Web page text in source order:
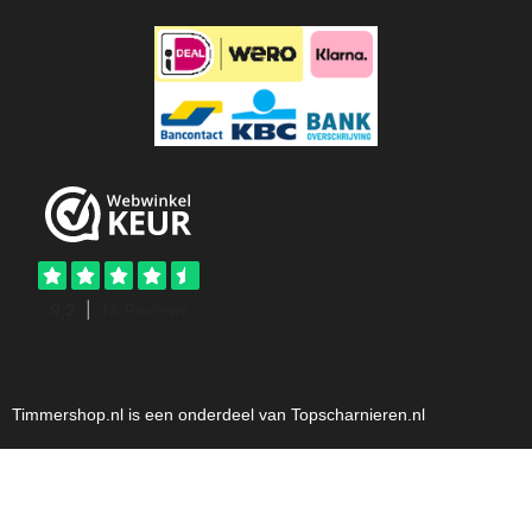
Timmershop.nl is een onderdeel van Topscharnieren.nl